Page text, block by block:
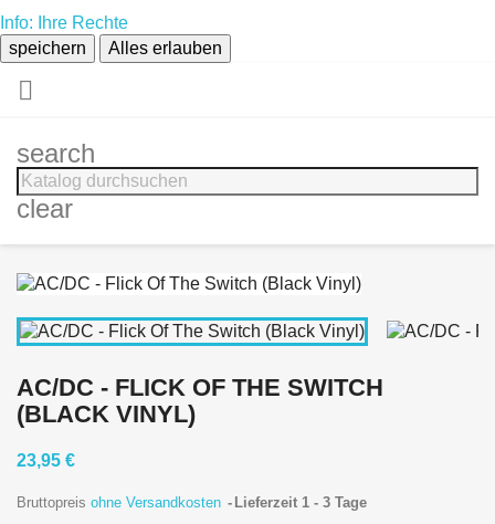
Info: Ihre Rechte
speichern
Alles erlauben

search
clear
AC/DC - FLICK OF THE SWITCH
(BLACK VINYL)
23,95 €
Bruttopreis ohne Versandkosten Lieferzeit 1 - 3 Tage